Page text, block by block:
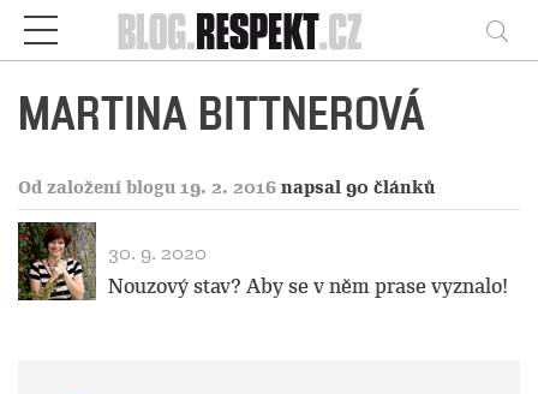
Respekt
MARTINA BITTNEROVÁ
Od založení blogu 19. 2. 2016 napsal 90 článků
30. 9. 2020
Nouzový stav? Aby se v něm prase vyznalo!